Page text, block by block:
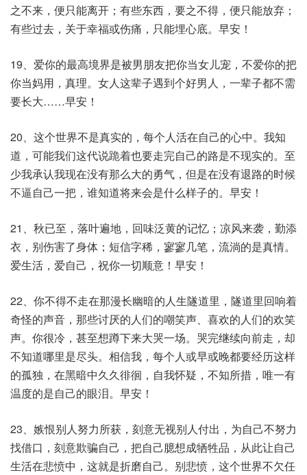
之不来，便只能离开；有些东西，要之不得，便只能放弃；
有些过去，关于幸福或伤痛，只能埋心底。早安！
19、爱你的最高境界是被男朋友把你当女儿宠，不爱你的把
你当妈用，真理。女人这辈子遇到个好男人，一辈子都不需
要长大……早安！
20、这个世界不是真实的，每个人活在自己的心中。我知
道，可能我们这代说跪着也要走完自己的路是不现实的。至
少我承认我现在没有那么大的勇气，但是在没有退路的时候
不逼自己一把，谁知道将来会是什么样子的。早安！
21、秋已至，落叶遍地，回味泛黄的记忆；凉风来袭，勤添
衣，别伤害了身体；短信字稀，寥寥几笔，流淌的是真情。
爱生活，爱自己，祝你一切顺意！早安！
22、你不得不走在那漫长幽暗的人生隧道里，隧道里回响着
奇怪的声音，那些讨厌的人们的嘲笑声、喜欢的人们的欢笑
声。你很冷，甚至想蹲下来大哭一场。哭完继续向前走，却
不知道哪里是尽头。相信我，每个人或早或晚都要经历这样
的孤独，在黑暗中久久徘徊，自我怀疑，不知所措，唯一有
温度的是自己的眼泪。早安！
23、嫉恨别人努力所获，刻意无视别人付出，为自己不努力
找借口，刻意欺骗自己，把自己臆想成牺牲品，从此让自己
生活在悲愤中，这就是折磨自己。别悲愤，这个世界不欠任